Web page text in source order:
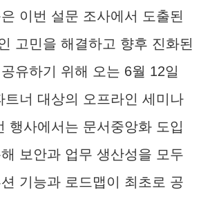
이번 설문 조사에서 도출된
고민을 해결하고 향후 진화된
유하기 위해 오는 6월 12일
트너 대상의 오프라인 세미나
행사에서는 문서중앙화 도입
보안과 업무 생산성을 모두
기능과 로드맵이 최초로 공